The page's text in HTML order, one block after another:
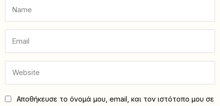
Αποθήκευσε το όνομά μου, email, και τον ιστότοπο μου σε